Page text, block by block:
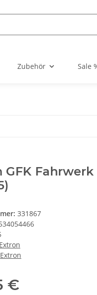
Zubehör Sale
GFK
331867
Extron
Extron
€